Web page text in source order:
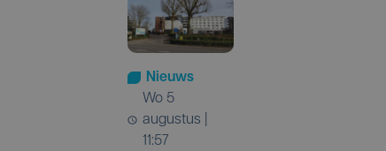
Nieuws
wo 5
augustus |
11:57